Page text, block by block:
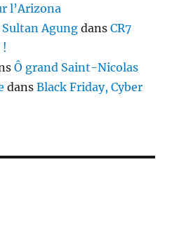
l’Arizona
Agung dansCR7
Ô grand Saint-Nicolas
dansBlack Friday, Cyber